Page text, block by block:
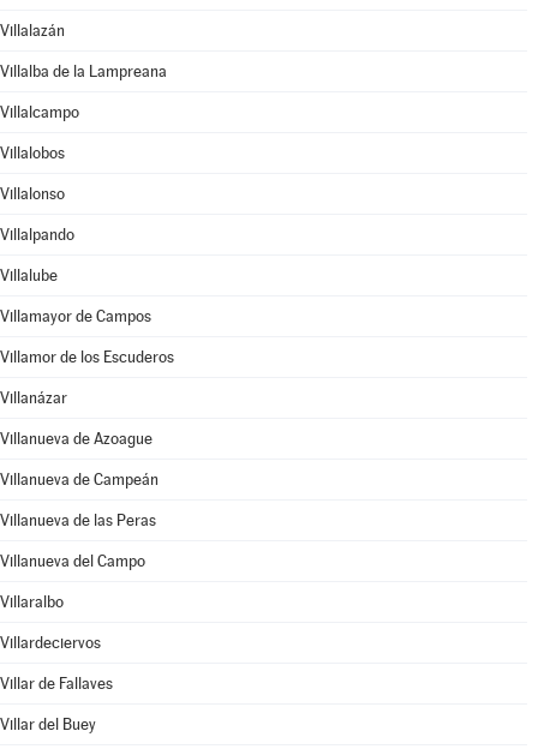
Villalazán
Villalba de la Lampreana
Villalcampo
Villalobos
Villalonso
Villalpando
Villalube
Villamayor de Campos
Villamor de los Escuderos
Villanázar
Villanueva de Azoague
Villanueva de Campeán
Villanueva de las Peras
Villanueva del Campo
Villaralbo
Villardeciervos
Villar de Fallaves
Villar del Buey